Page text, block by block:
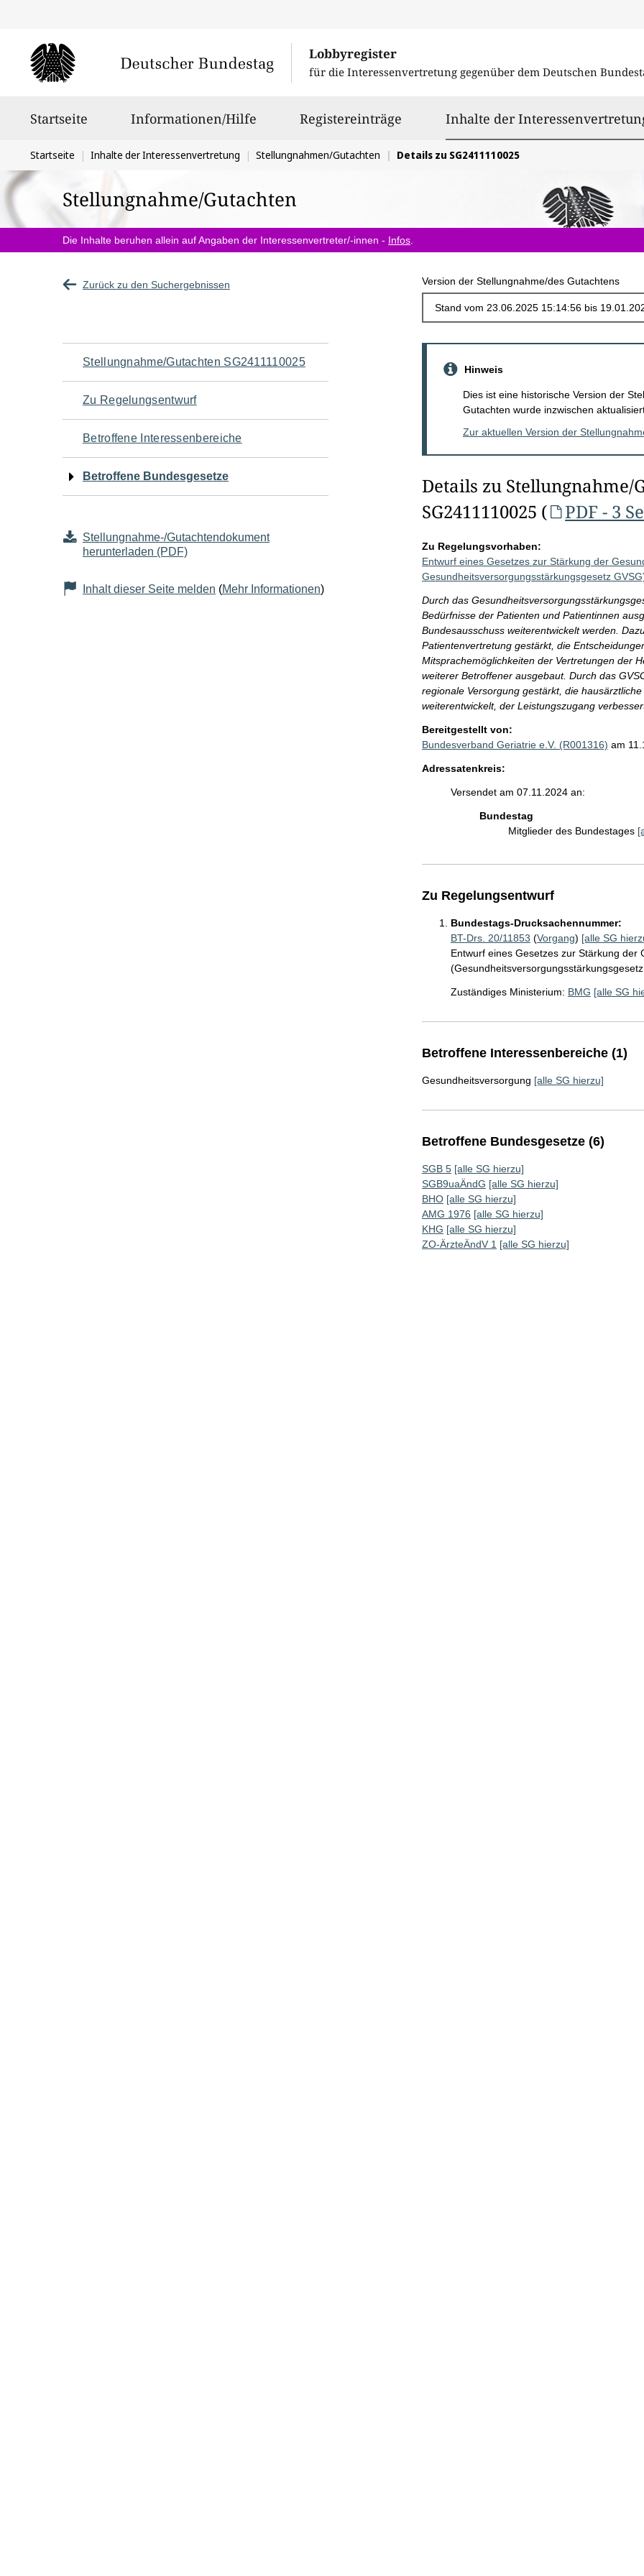
Lobbyregister
für die Interessenvertretung gegenüber dem Deutschen
Startseite Informationen/Hilfe Registereinträge Inhalte der
Sie
befinden
sich
hier:
Startseite Inhalte der Interessenvertretung Stellungnahmen/Gutachten Details zu SG2411110025
Stellungnahme/Gutachten
Die Inhalte beruhen allein auf Angaben der Interessenvertreter/-innen - Infos
Zurück zu den Suchergebnissen Version der Stellungnahme/des Gutachtens
Navigation
für
den
Seiteninhalt
Stellungnahme/Gutachten SG2411110025
Zu Regelungsentwurf
Betroffene Interessenbereiche
Betroffene Bundesgesetze
Stellungnahme-/Gutachtendokument
herunterladen (PDF)
Inhalt dieser Seite melden (Mehr Informationen)
Hinweis
Dies ist eine historische Version der
Gutachten wurde inzwischen
Zur aktuellen Version der
Details zu Stellungnahme/
SG2411110025 (
PDF - 3
Zu Regelungsvorhaben:
Entwurf eines Gesetzes zur Stärkung der
Gesundheitsversorgungsstärkungsgesetz
Durch das
Bedürfnisse der Patienten und Patientinnen
Bundesausschuss weiterentwickelt werden.
Patientenvertretung gestärkt, die
Mitsprachemöglichkeiten der Vertretungen der
weiterer Betroffener ausgebaut. Durch das
regionale Versorgung gestärkt, die
weiterentwickelt, der Leistungszugang
Bereitgestellt von:
Bundesverband Geriatrie e.V. (R001316) am
Adressatenkreis:
Versendet am 07.11.2024 an:
Bundestag
Mitglieder des Bundestages
Zu Regelungsentwurf
Bundestags-Drucksachennummer:
BT-Drs. 20/11853 (Vorgang) [alle SG
Entwurf eines Gesetzes zur Stärkung
Zuständiges Ministerium: BMG [alle SG
Betroffene Interessenbereiche (1)
Gesundheitsversorgung [alle SG hierzu]
Betroffene Bundesgesetze (6)
SGB 5 [alle SG hierzu]
SGB9uaÄndG [alle SG hierzu]
BHO [alle SG hierzu]
AMG 1976 [alle SG hierzu]
KHG [alle SG hierzu]
ZO-ÄrzteÄndV 1 [alle SG hierzu]